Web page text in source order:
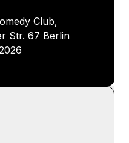
Club,
Str. 67 Berlin